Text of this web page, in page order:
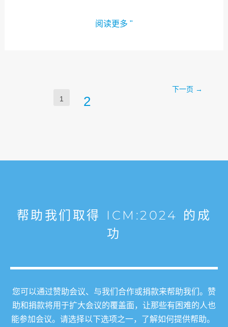
阅读更多 "
1 2
下一页 →
帮助我们取得 ICM:2024 的成
功
您可以通过赞助会议、与我们合作或捐款来帮助我们。赞
助和捐款将用于扩大会议的覆盖面，让那些有困难的人也
能参加会议。请选择以下选项之一，了解如何提供帮助。